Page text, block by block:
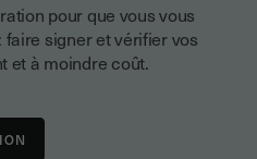
pour que vous vous
signer et vérifier vos
et à moindre coût.